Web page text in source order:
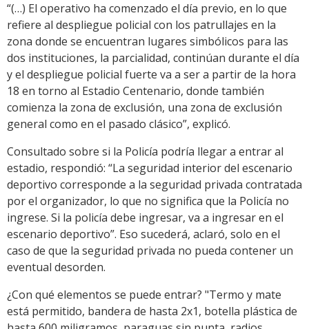
“(…) El operativo ha comenzado el día previo, en lo que
refiere al despliegue policial con los patrullajes en la
zona donde se encuentran lugares simbólicos para las
dos instituciones, la parcialidad, continúan durante el día
y el despliegue policial fuerte va a ser a partir de la hora
18 en torno al Estadio Centenario, donde también
comienza la zona de exclusión, una zona de exclusión
general como en el pasado clásico”, explicó.
Consultado sobre si la Policía podría llegar a entrar al
estadio, respondió: “La seguridad interior del escenario
deportivo corresponde a la seguridad privada contratada
por el organizador, lo que no significa que la Policía no
ingrese. Si la policía debe ingresar, va a ingresar en el
escenario deportivo”. Eso sucederá, aclaró, solo en el
caso de que la seguridad privada no pueda contener un
eventual desorden.
¿Con qué elementos se puede entrar? "Termo y mate
está permitido, bandera de hasta 2x1, botella plástica de